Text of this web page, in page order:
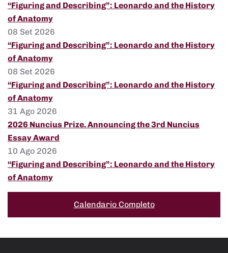
“Figuring and Describing”: Leonardo and the History
of Anatomy
08 Set 2026
“Figuring and Describing”: Leonardo and the History
of Anatomy
08 Set 2026
“Figuring and Describing”: Leonardo and the History
of Anatomy
31 Ago 2026
2026 Nuncius Prize. Announcing the 3rd Nuncius
Essay Award
10 Ago 2026
“Figuring and Describing”: Leonardo and the History
of Anatomy
Calendario Completo